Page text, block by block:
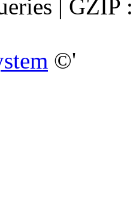
| GZIP
©'